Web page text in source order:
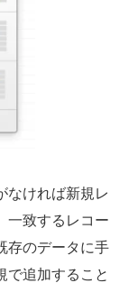
なければ新規レ
一致するレコー
存のデータに手
で追加すること